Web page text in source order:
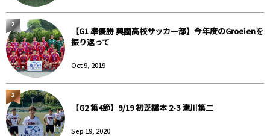
【G1 準優勝 興國高校サッカー部】今年度のGroeienを
振り返って
Oct 9, 2019
2
【G2 第4節】9/19 初芝橋本 2-3 滝川第二
Sep 19, 2020
3